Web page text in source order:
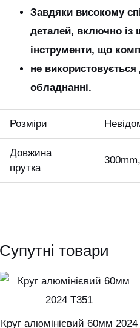
Завдяки високому
деталей, включно із
інструменти, що
не
обладнанні.
Розміри
Довжина
прутка
Супутні товари
Круг алюмінієвий 60мм 2024
Цей
має